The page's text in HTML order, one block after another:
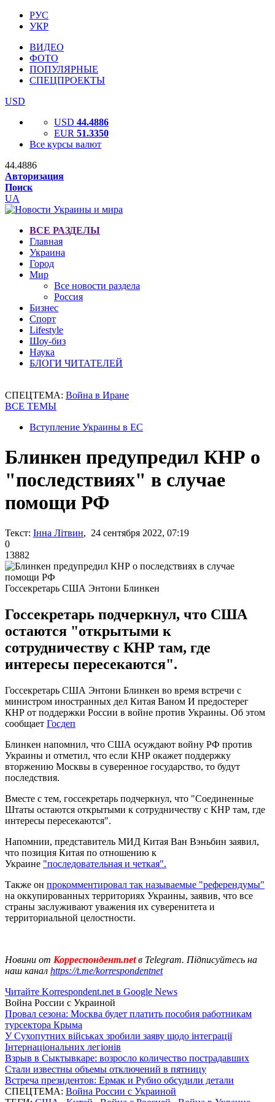
РУС
УКР
ВИДЕО
ФОТО
ПОПУЛЯРНЫЕ
СПЕЦПРОЕКТЫ
USD
USD 44.4886
EUR 51.3350
Все курсы валют
44.4886
Авторизация
Поиск
UA
ВСЕ РАЗДЕЛЫ
Главная
Украина
Город
Мир
Все новости раздела
Россия
Бизнес
Спорт
Lifestyle
Шоу-биз
Наука
БЛОГИ ЧИТАТЕЛЕЙ
СПЕЦТЕМА: Война в Иране
ВСЕ ТЕМЫ
Вступление Украины в ЕС
Блинкен предупредил КНР о
"последствиях" в случае
помощи РФ
Текст: Інна Літвин, 24 сентября 2022, 07:19
0
13882
Госсекретарь США Энтони Блинкен
Госсекретарь подчеркнул, что США
остаются "открытыми к
сотрудничеству с КНР там, где
интересы пересекаются".
Госсекретарь США Энтони Блинкен во время встречи с
министром иностранных дел Китая Ваном И предостерег
КНР от поддержки России в войне против Украины. Об этом
сообщает Госдеп
Блинкен напомнил, что США осуждают войну РФ против
Украины и отметил, что если КНР окажет поддержку
вторжению Москвы в суверенное государство, то будут
последствия.
Вместе с тем, госсекретарь подчеркнул, что "Соединенные
Штаты остаются открытыми к сотрудничеству с КНР там, где
интересы пересекаются".
Напомнии, представитель МИД Китая Ван Вэньбин заявил,
что позиция Китая по отношению к
Украине "последовательная и четкая".
Также он прокомментировал так называемые "референдумы"
на оккупированных территориях Украины, заявив, что все
страны заслуживают уважения их суверенитета и
территориальной целостности.
Новини от Корреспондент.netв Telegram. Підписуйтесь на
наш канал https://t.me/korrespondentnet
Читайте Korrespondent.net в Google News
Война России с Украиной
Провал сезона: Москва будет платить пособия работникам
турсектора Крыма
У Сухопутних військах зробили заяву щодо інтеграції
Інтернаціональних легіонів
Взрыв в Сыктывкаре: возросло количество пострадавших
Стали известны объемы отключений в пятницу
Встреча президентов: Ермак и Рубио обсудили детали
СПЕЦТЕМА: Война России с Украиной